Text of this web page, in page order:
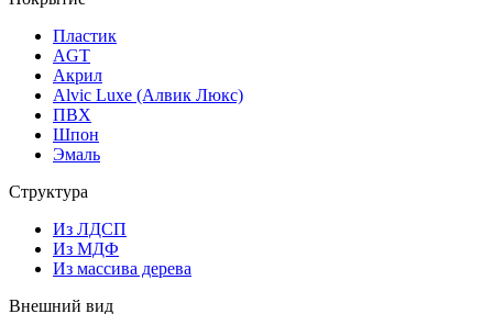
Пластик
AGT
Акрил
Alvic Luxe (Алвик Люкс)
ПВХ
Шпон
Эмаль
Структура
Из ЛДСП
Из МДФ
Из массива дерева
Внешний вид